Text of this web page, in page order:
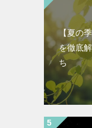
【夏の
を徹底
ち